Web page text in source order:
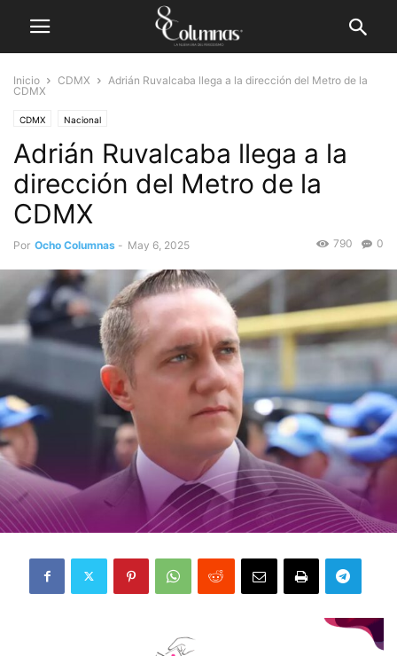
Inicio CDMX
Adrián Ruvalcaba llega a la dirección del Metro de la
CDMX
CDMX Nacional
Adrián Ruvalcaba llega a la
dirección del Metro de la
CDMX
Por Ocho Columnas - May 6, 2025 0
790